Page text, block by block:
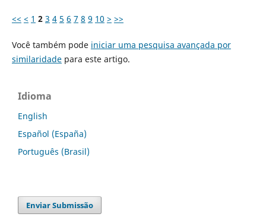
<< < 1 2 3 4 5 6 7 8 9 10 > >>
Você também pode iniciar uma pesquisa avançada por
similaridadepara este artigo.
Idioma
English
Español (España)
Português (Brasil)
Enviar Submissão